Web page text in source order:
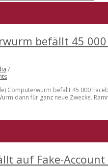
befällt 45 000
/
Computerwurm befällt 45 000
dann für ganz neue Zwecke.
auf Fake-Account